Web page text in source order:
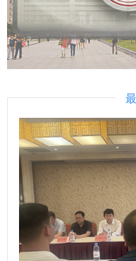
以习近平法治思想为引
卷。2021年底完成换届
订“马工程刑法学教材”，
在线参与达65万人，推动
提出建议获司法机关采
际上与韩、德等国深化
搭建交流桥梁，为推进中
撑。（高博） 【政法新
年会在西安召开https://
11/25/
研究会2025年全国年会
https://
年延安，还原鲁艺师生
毛女》等经典，展现革命
洞有马列主义》带领师生
同见证了中国共产党人实
窑洞里的灯光照亮了民
似萍四姐弟的延安之路
奔赴革命圣地的执着，
人的经典之作》深度解读
性密码，说明其为何成
歌曲《郝家桥来了习书记
家桥的关怀，诠释“以人
统；红色故事《生命在
理想融入革命洪流，以
指明了前进方向。 会议
统一到习近平总书记重要
入学习践行习近平法治思
特色社会主义法治道路越
信，坚定拥护“两个确立”
习近平法治思想丰富发
彻，切实把学习成果体
神与学院中心工作紧密结
合，优化人才培养体系，
局的科研创新体系，完
稿：民商法学院 撰稿：